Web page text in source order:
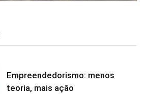
Empreendedorismo: menos
teoria, mais ação